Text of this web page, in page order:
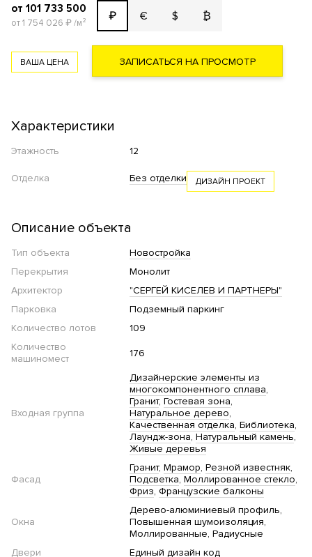
от 101 733 500
от 1 754 026 ₽/м² ₽ € $ ₿
ВАША ЦЕНА ЗАПИСАТЬСЯ НА ПРОСМОТР
Характеристики
Этажность 12
Отделка Без отделки ДИЗАЙН ПРОЕКТ
Описание объекта
Тип объекта
Новостройка
Перекрытия
Монолит
Архитектор
"СЕРГЕЙ КИСЕЛЕВ И ПАРТНЕРЫ"
Парковка
Подземный паркинг
Количество лотов
109
Количество
машиномест
176
Входная группа
Дизайнерские элементы из
многокомпонентного сплава
Гранит Гостевая зона
Натуральное дерево
Качественная отделка Библиотека
Лаундж-зона Натуральный камень
Живые деревья
Фасад
Гранит Мрамор Резной известняк
Подсветка Моллированное стекло
Фриз Французские балконы
Окна
Дерево-алюминиевый профиль
Повышенная шумоизоляция
Моллированные Радиусные
Двери
Единый дизайн код